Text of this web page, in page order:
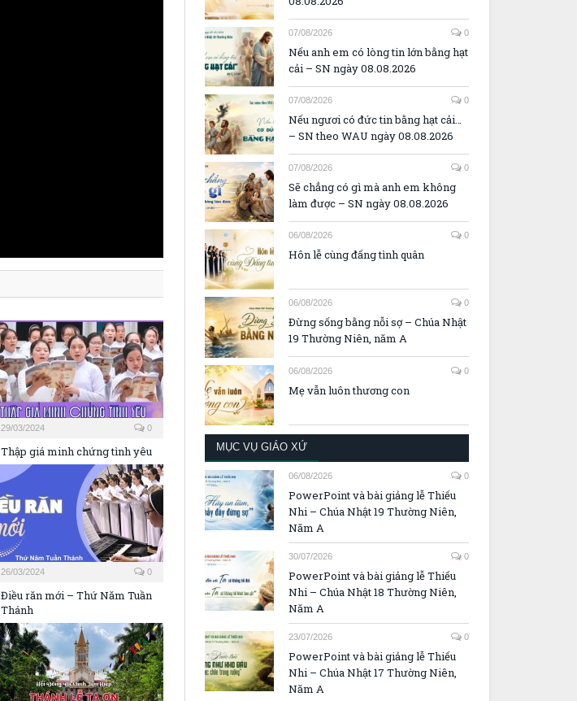
29/03/2024 0
Thập giá minh chứng tình yêu
26/03/2024 0
Điều răn mới – Thứ Năm Tuần
Thánh
07/08/2026 0
Nếu anh em có lòng tin lớn bằng hạt
cải – SN ngày 08.08.2026
07/08/2026 0
Nếu ngươi có đức tin bằng hạt cải…
– SN theo WAU ngày 08.08.2026
07/08/2026 0
Sẽ chẳng có gì mà anh em không
làm được – SN ngày 08.08.2026
06/08/2026 0
Hôn lễ cùng đấng tình quân
06/08/2026 0
Đừng sống bằng nỗi sợ – Chúa Nhật
19 Thường Niên, năm A
06/08/2026 0
Mẹ vẫn luôn thương con
MỤC VỤ GIÁO XỨ
06/08/2026 0
PowerPoint và bài giảng lễ Thiếu
Nhi – Chúa Nhật 19 Thường Niên,
Năm A
30/07/2026 0
PowerPoint và bài giảng lễ Thiếu
Nhi – Chúa Nhật 18 Thường Niên,
Năm A
23/07/2026 0
PowerPoint và bài giảng lễ Thiếu
Nhi – Chúa Nhật 17 Thường Niên,
Năm A